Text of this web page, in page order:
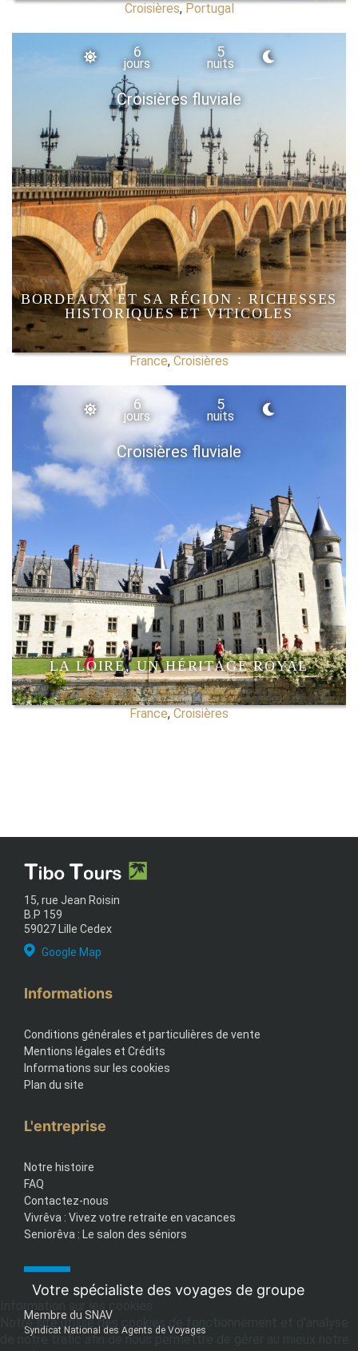
Croisières,Portugal
Croisières fluviale
6
jours
5
nuits
BORDEAUX ET SA RÉGION : RICHESSES
HISTORIQUES ET VITICOLES
France,Croisières
Croisières fluviale
6
jours
5
nuits
LA LOIRE, UN HÉRITAGE ROYAL
France,Croisières
15, rue Jean Roisin
B.P 159
59027 Lille Cedex
Google Map
Informations
Conditions générales et particulières de vente
Mentions légales et Crédits
Informations sur les cookies
Plan du site
L'entreprise
Notre histoire
FAQ
Contactez-nous
Vivrêva : Vivez votre retraite en vacances
Seniorêva : Le salon des séniors
Votre spécialiste des voyages de groupe
Membre du SNAV
Syndicat National des Agents de Voyages
Notre site utilise des cookies de fonctionnement et d'analyse
de notre trafic afin de nous permettre de gérer au mieux notre